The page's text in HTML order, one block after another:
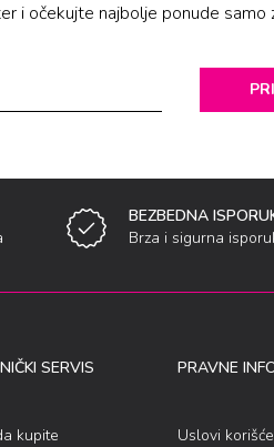
i očekujte najbolje ponude samo
BEZBEDNA
Brza i sigurna
SERVIS
kupite
PRAVNE
Uslovi